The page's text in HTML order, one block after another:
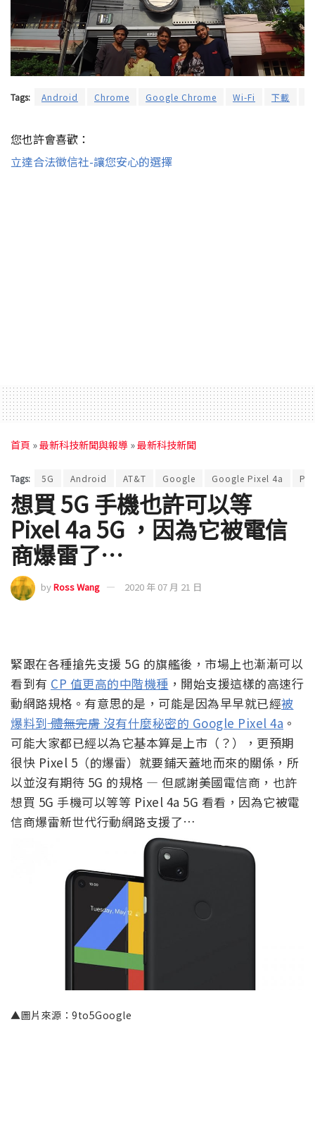
Tags: Android Chrome Google Chrome Wi-Fi 下載
您也許會喜歡：
立達合法徵信社-讓您安心的選擇
首頁 »最新科技新聞與報導 »最新科技新聞
Tags: 5G Android AT&T Google Google Pixel 4a
想買 5G 手機也許可以等
Pixel 4a 5G ，因為它被電信
商爆雷了…
byRoss Wang 2020 年 07 月 21 日
緊跟在各種搶先支援 5G 的旗艦後，市場上也漸漸可以
看到有 CP 值更高的中階機種 ，開始支援這樣的高速行
動網路規格。有意思的是，可能是因為早早就已經被
爆料到體無完膚 沒有什麼秘密的 Google Pixel 4a 。
可能大家都已經以為它基本算是上市（？），更預期
很快 Pixel 5（的爆雷）就要鋪天蓋地而來的關係，所
以並沒有期待 5G 的規格 — 但感謝美國電信商，也許
想買 5G 手機可以等等 Pixel 4a 5G 看看，因為它被電
信商爆雷新世代行動網路支援了…
▲圖片來源：9to5Google